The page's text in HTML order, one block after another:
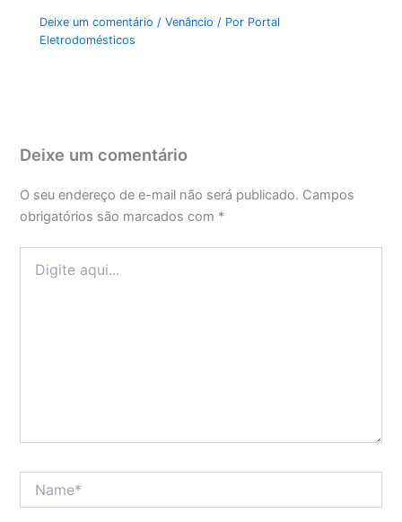
Deixe um comentário /Venâncio / Por Portal
Eletrodomésticos
Deixe um comentário
O seu endereço de e-mail não será publicado. Campos
obrigatórios são marcados com *
aqui...